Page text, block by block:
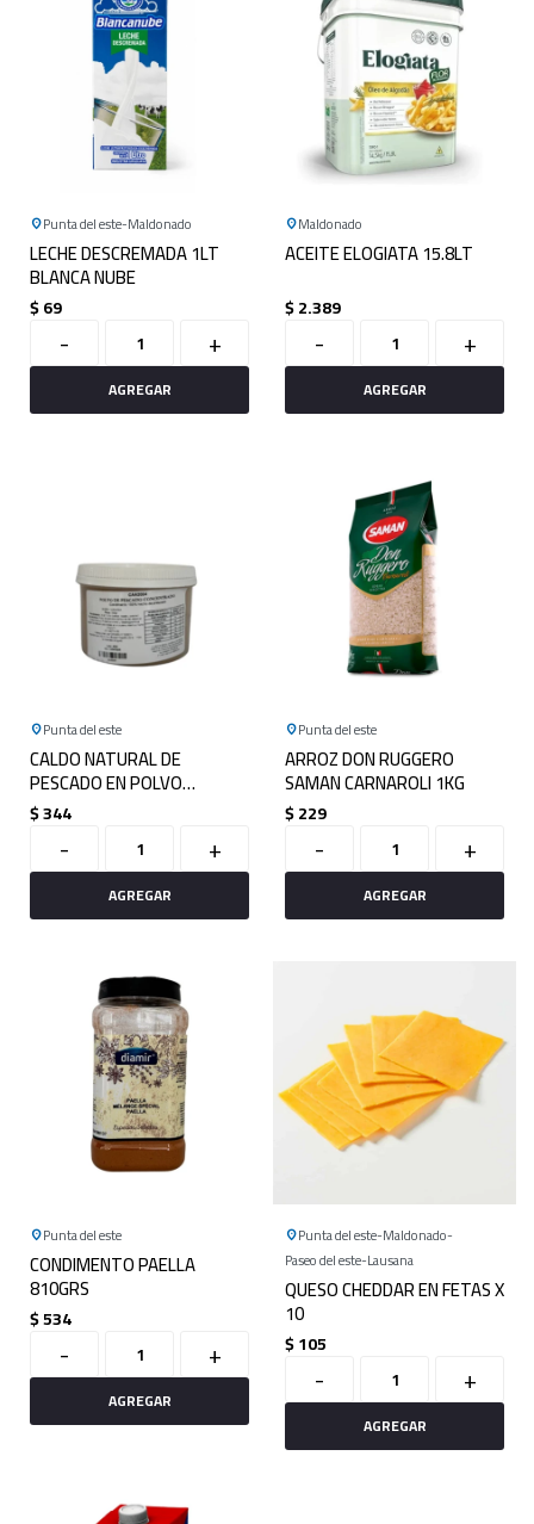
Punta del este Maldonado
LECHE DESCREMADA 1LT
BLANCA NUBE
$69
- +
Maldonado
ACEITE ELOGIATA 15.8LT
$2.389
- +
Punta del este
CALDO NATURAL DE
PESCADO EN POLVO
NORUEGO 350GRS
$344
- +
Punta del este
ARROZ DON RUGGERO
SAMAN CARNAROLI 1KG
$229
- +
Punta del este
CONDIMENTO PAELLA
810GRS
$534
- +
Punta del este Maldonado
Paseo del este Lausana
QUESO CHEDDAR EN FETAS X
10
$105
- +